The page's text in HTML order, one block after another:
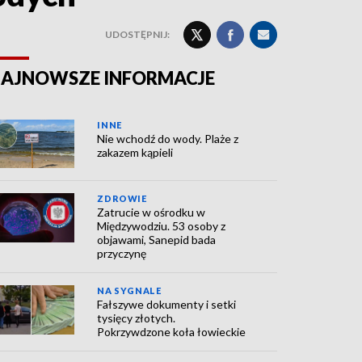
UDOSTĘPNIJ:
INFORMACJE
INNE
Nie wchodź do wody. Plaże z
zakazem kąpieli
ZDROWIE
Zatrucie w ośrodku w
Międzywodziu. 53 osoby z
objawami, Sanepid bada
przyczynę
NA SYGNALE
Fałszywe dokumenty i setki
tysięcy złotych.
Pokrzywdzone koła łowieckie